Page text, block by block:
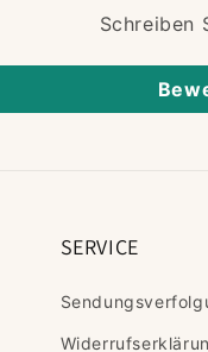
Schreiben
SERVICE